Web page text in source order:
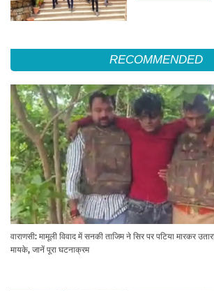
RECOMMENDED
वाराणसी: मामूली विवाद में सनकी ताजिम ने सिर पर पटिया मारकर
मायके, जानें पूरा घटनाक्रम